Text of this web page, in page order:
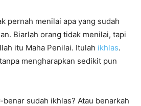
pernah menilai apa yang sudah
Biarlah orang tidak menilai, tapi
itu Maha Penilai. Itulah ikhlas.
mengharapkan sedikit pun
benar sudah ikhlas? Atau benarkah